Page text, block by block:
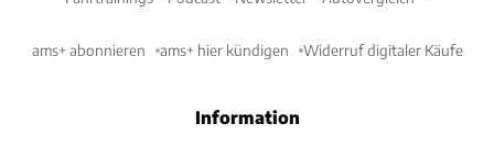
ams+ abonnieren ams+ hier kündigen Widerruf digitaler Käufe
Information